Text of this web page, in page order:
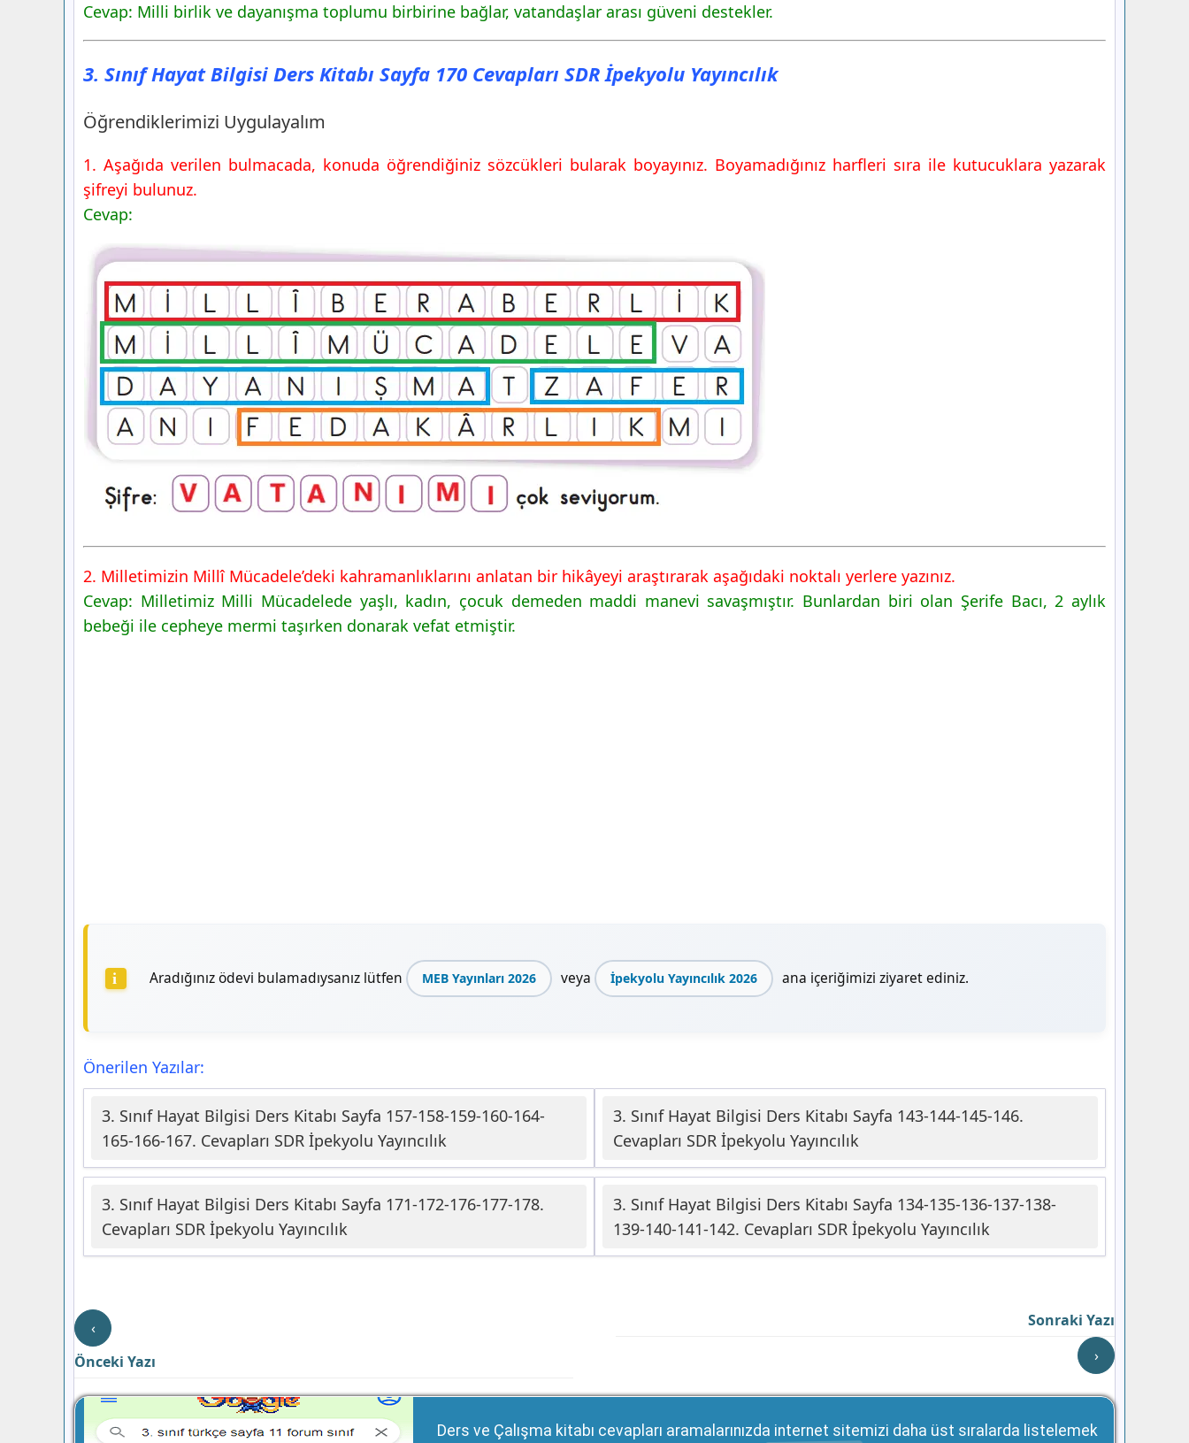
Cevap: Milli birlik ve dayanışma toplumu birbirine bağlar, vatandaşlar arası güveni destekler.
3. Sınıf Hayat Bilgisi Ders Kitabı Sayfa 170 Cevapları SDR İpekyolu Yayıncılık
Öğrendiklerimizi Uygulayalım
1. Aşağıda verilen bulmacada, konuda öğrendiğiniz sözcükleri bularak boyayınız. Boyamadığınız harfleri sıra ile kutucuklara yazarak
şifreyi bulunuz.
Cevap:
2. Milletimizin Millî Mücadele’deki kahramanlıklarını anlatan bir hikâyeyi araştırarak aşağıdaki noktalı yerlere yazınız.
Cevap: Milletimiz Milli Mücadelede yaşlı, kadın, çocuk demeden maddi manevi savaşmıştır. Bunlardan biri olan Şerife Bacı, 2 aylık
bebeği ile cepheye mermi taşırken donarak vefat etmiştir.
Aradığınız ödevi bulamadıysanız lütfen MEB Yayınları 2026 veya İpekyolu Yayıncılık 2026 ana içeriğimizi ziyaret ediniz.
Önerilen Yazılar:
3. Sınıf Hayat Bilgisi Ders Kitabı Sayfa 157-158-159-160-164-
165-166-167. Cevapları SDR İpekyolu Yayıncılık
3. Sınıf Hayat Bilgisi Ders Kitabı Sayfa 171-172-176-177-178.
Cevapları SDR İpekyolu Yayıncılık
3. Sınıf Hayat Bilgisi Ders Kitabı Sayfa 143-144-145-146.
Cevapları SDR İpekyolu Yayıncılık
3. Sınıf Hayat Bilgisi Ders Kitabı Sayfa 134-135-136-137-138-
139-140-141-142. Cevapları SDR İpekyolu Yayıncılık
‹
Önceki Yazı
Sonraki Yazı
›
Ders ve Çalışma kitabı cevapları aramalarınızda internet sitemizi daha üst sıralarda listelemek